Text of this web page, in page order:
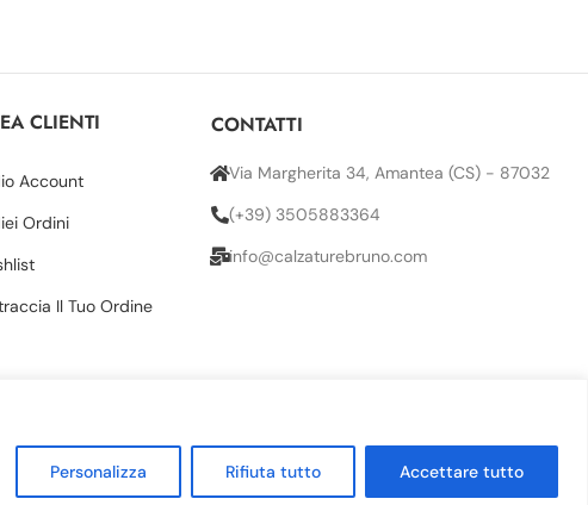
Personalizza Rifiuta tutto Accettare tutto
CLIENTI
Account
Ordini
Il Tuo Ordine
CONTATTI
Via Margherita 34, Amantea (CS) - 87032
(+39) 3505883364
info@calzaturebruno.com
(CS) 87032 | REA CS 244503